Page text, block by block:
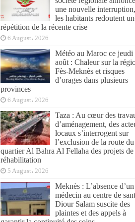
une nouvelle interruption,
les habitants redoutent
répétition de la récente crise
6 August، 2026
Météo au Maroc ce jeudi
août : Chaleur sur la
Fès-Meknès et risques
d’orages dans plusieurs
provinces
6 August، 2026
Taza : Au cœur des
d’aménagement, des
locaux s’interrogent sur
l’exclusion de la route du
quartier Al Bahra Al Fellaha des projets de
réhabilitation
5 August، 2026
Meknès : L’absence d’un
médecin au centre de
Diour Salam suscite des
plaintes et des appels à